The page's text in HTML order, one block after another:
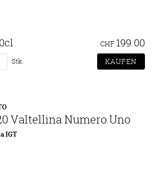
CHF 199.00
Stk.
Valtellina Numero Uno
IGT